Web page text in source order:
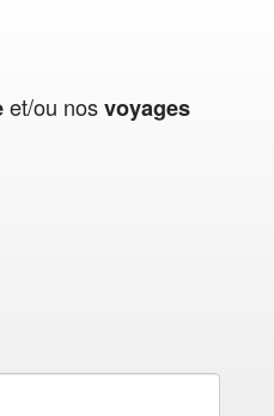
et/ou nosvoyages